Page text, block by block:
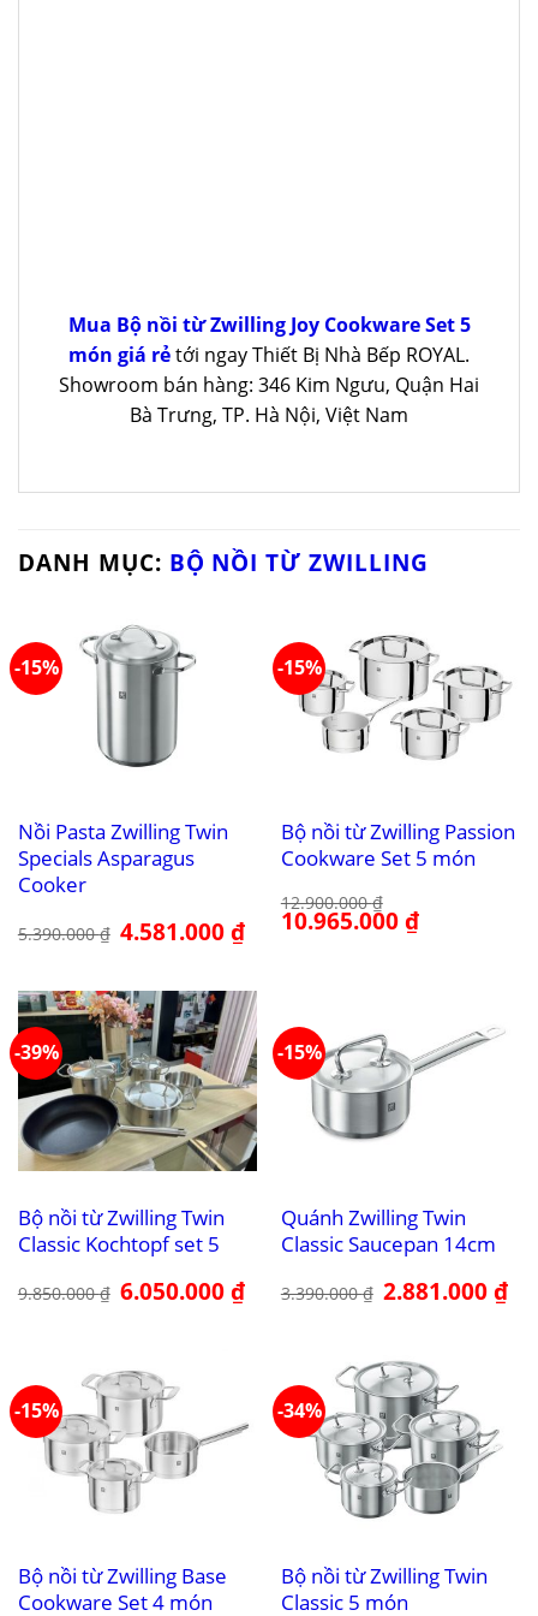
Mua Bộ nồi từ Zwilling Joy Cookware Set 5
món giá rẻtới ngay Thiết Bị Nhà Bếp ROYAL.
Showroom bán hàng: 346 Kim Ngưu, Quận Hai
Bà Trưng, TP. Hà Nội, Việt Nam
DANH MỤC: BỘ NỒI TỪ ZWILLING
-15%
Nồi Pasta Zwilling Twin
Specials Asparagus
Cooker
5.390.000₫ Giá
gốc
4.581.000₫Giá
hiện
4.581.000 ₫.
-15%
Bộ nồi từ Zwilling Passion
Cookware Set 5 món
12.900.000₫
Giá
gốc
10.965.000₫Giá
hiện
-39%
Bộ nồi từ Zwilling Twin
Classic Kochtopf set 5
9.850.000₫ Giá
gốc
6.050.000₫Giá
hiện
-15%
Quánh Zwilling Twin
Classic Saucepan 14cm
3.390.000₫ Giá
gốc
2.881.000₫Giá
-15%
Bộ nồi từ Zwilling Base
Cookware Set 4 món
-34%
Bộ nồi từ Zwilling Twin
Classic 5 món